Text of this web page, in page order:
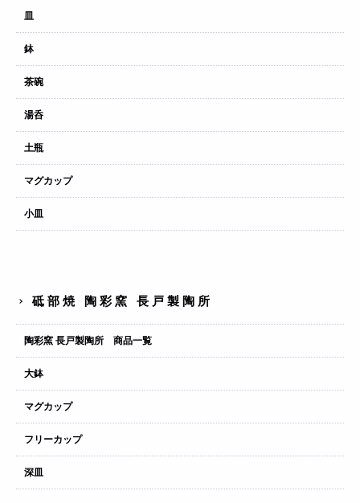
皿
鉢
茶碗
湯呑
土瓶
マグカップ
小皿
砥部焼 陶彩窯 長戸製陶所
陶彩窯 長戸製陶所 商品一覧
大鉢
マグカップ
フリーカップ
深皿